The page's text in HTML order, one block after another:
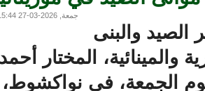
جمعة, 2026-03-27 15:44
والبنى
والمينائية، المختار أحمد
الجمعة، في نواكشوط،